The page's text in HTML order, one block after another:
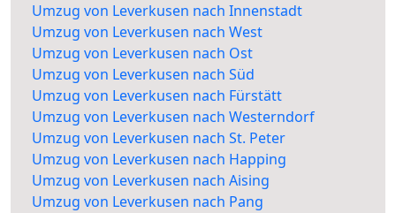
Umzug von Leverkusen nach Innenstadt
Umzug von Leverkusen nach West
Umzug von Leverkusen nach Ost
Umzug von Leverkusen nach Süd
Umzug von Leverkusen nach Fürstätt
Umzug von Leverkusen nach Westerndorf
Umzug von Leverkusen nach St. Peter
Umzug von Leverkusen nach Happing
Umzug von Leverkusen nach Aising
Umzug von Leverkusen nach Pang